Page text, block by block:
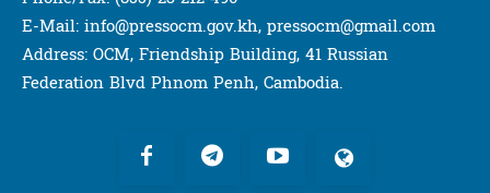
E-Mail: info@pressocm.gov.kh, pressocm@gmail.com
Address: OCM, Friendship Building, 41 Russian
Federation Blvd Phnom Penh, Cambodia.